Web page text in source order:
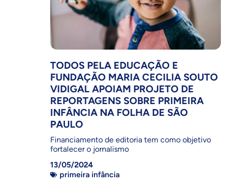
TODOS PELA EDUCAÇÃO E
FUNDAÇÃO MARIA CECILIA SOUTO
VIDIGAL APOIAM PROJETO DE
REPORTAGENS SOBRE PRIMEIRA
INFÂNCIA NA FOLHA DE SÃO
PAULO
Financiamento de editoria tem como objetivo
fortalecer o jornalismo
13/05/2024
primeira infância